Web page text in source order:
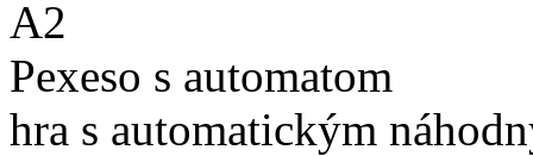
A2
Pexeso s automatom
hra s automatickým